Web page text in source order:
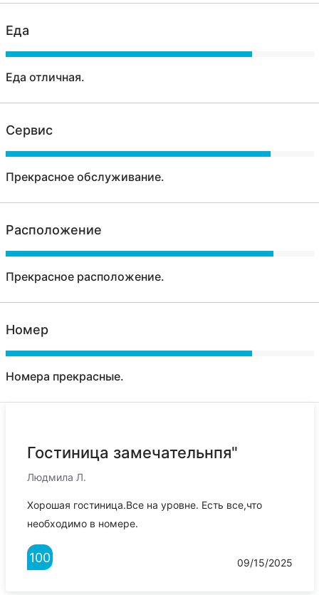
Еда
Еда отличная.
Сервис
Прекрасное обслуживание.
Расположение
Прекрасное расположение.
Номер
Номера прекрасные.
Гостиница замечательнпя"
Людмила Л.
Хорошая гостиница.Все на уровне. Есть все,что
необходимо в номере.
100 09/15/2025